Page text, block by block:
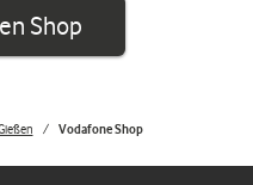
Shop
Vodafone Shop